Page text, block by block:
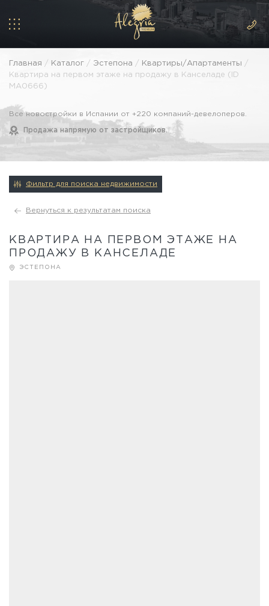
Главная / Каталог / Эстепона / Квартиры/Апартаменты /
Квартира на первом этаже на продажу в Канселаде (ID
MA0666)
Все новостройки в Испании от +220 компаний-девелоперов.
Продажа напрямую от застройщиков.
Фильтр для поиска недвижимости
Вернуться к результатам поиска
КВАРТИРА НА ПЕРВОМ ЭТАЖЕ НА
ПРОДАЖУ В КАНСЕЛАДЕ
ЭСТЕПОНА